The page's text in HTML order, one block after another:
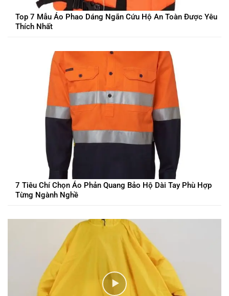
Top 7 Mẫu Áo Phao Dáng Ngắn Cứu Hộ An Toàn Được Yêu
Thích Nhất
7 Tiêu Chí Chọn Áo Phản Quang Bảo Hộ Dài Tay Phù Hợp
Từng Ngành Nghề